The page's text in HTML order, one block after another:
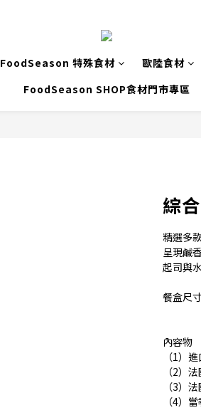
FoodSeason 特殊食材 歐陸食材
FoodSeason SHOP食材門市專區
綜
精選多
呈現鹹
起司與
餐盒尺
內容物
（1）
（2）
（3）
（4）